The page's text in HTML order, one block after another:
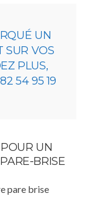
UN
SUR VOS
PLUS,
54 95 19
UN
BRISE
pare brise